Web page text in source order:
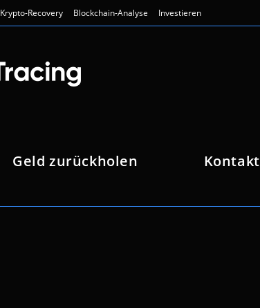
Krypto-Recovery Blockchain-Analyse Investieren
Geld zurückholen Kontakt